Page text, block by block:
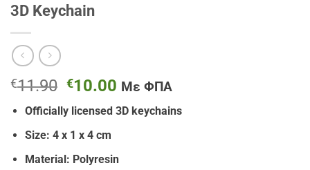
3D Keychain
€11.90 Original
price
was:
€11.90.
€10.00 Η
τρέχουσα
τιμή
Με ΦΠΑ
Officially licensed 3D keychains
Size: 4 x 1 x 4 cm
Material: Polyresin